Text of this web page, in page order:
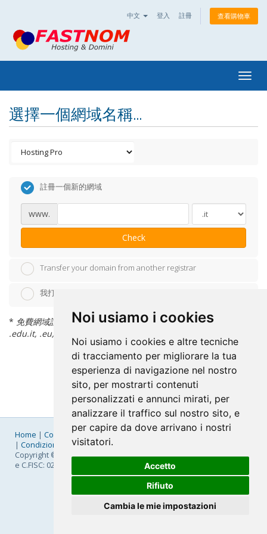
Noi usiamo i cookies
Noi usiamo i cookies e altre tecniche
di tracciamento per migliorare la tua
esperienza di navigazione nel nostro
sito, per mostrarti contenuti
personalizzati e annunci mirati, per
analizzare il traffico sul nostro sito, e
per capire da dove arrivano i nostri
visitatori.
Accetto
Rifiuto
Cambia le mie impostazioni
中文 登入 註冊 查看購物車
選擇一個網域名稱...
註冊一個新的網域
www.
Check
Transfer your domain from another registrar
我打算使用我目前持有的網域名稱 (我會自行變更 DNS 紀錄)
* 免費網域註冊 applies to the following extensions only: .it,
.edu.it, .eu, .com, .net, .org
Home | Company | Listino Prezzi | Pagamenti | SLA
Privacy
| Condizioni Generali|Fatturazione Elettronica
Copyright © 2026 FastNom Planetel S.p.A. - Divisione .Cloud - P.IVA
e C.FISC: 02831630161